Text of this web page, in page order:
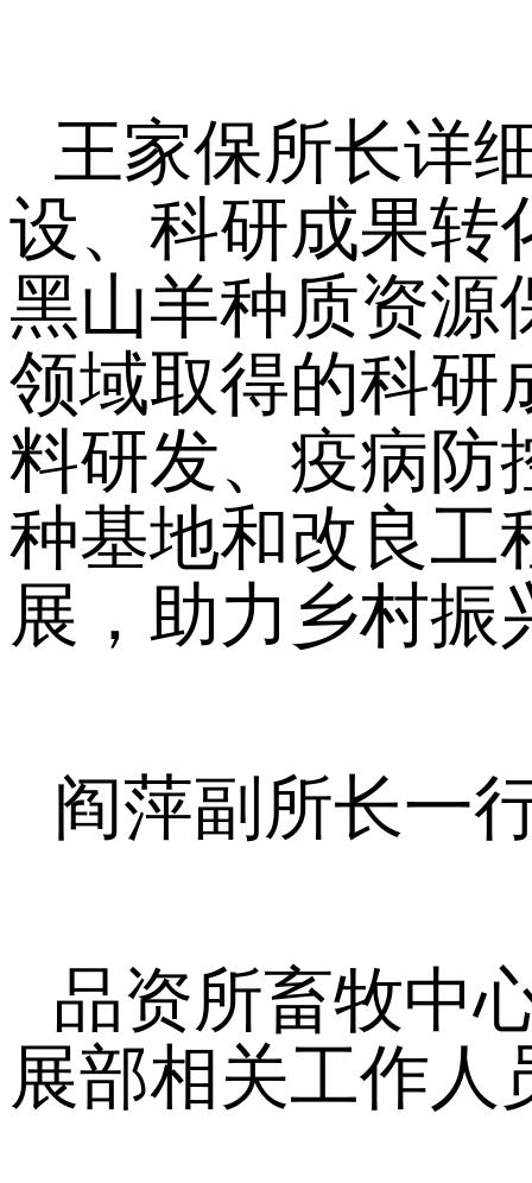
王家保所长详
设、科研成果转
黑山羊种质资源
领域取得的科研
料研发、疫病防
种基地和改良工
展，助力乡村振
阎萍副所长一
品资所畜牧中
展部相关工作人